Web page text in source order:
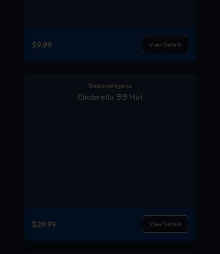
$9.99 View Details
Senza categoria
Cinderella 99 Hat
$29.99 View Details